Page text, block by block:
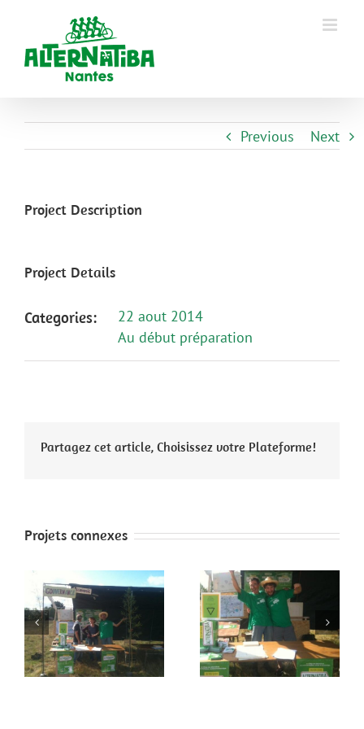
Previous Next
Project Description
Project Details
Categories:
22 aout 2014
Au début préparation
Partagez cet article, Choisissez votre Plateforme!
Projets connexes
Faites de la paix 1 Paris 4